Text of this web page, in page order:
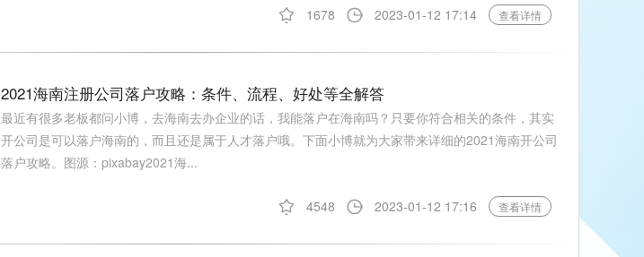
1678 2023-01-12 17:14 查看详情
2021海南注册公司落户攻略：条件、流程、好处等全解答
最近有很多老板都问小博，去海南去办企业的话，我能落户在海南吗？只要你符合相关的条件，其实
开公司是可以落户海南的，而且还是属于人才落户哦。下面小博就为大家带来详细的2021海南开公司
落户攻略。图源：pixabay2021海...
4548 2023-01-12 17:16 查看详情